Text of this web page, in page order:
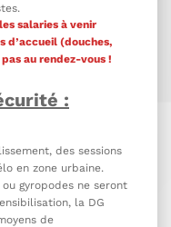
salaries à venir
d’accueil (douches,
au rendez-vous !
:
des sessions
en zone urbaine.
gyropodes ne seront
la DG
de